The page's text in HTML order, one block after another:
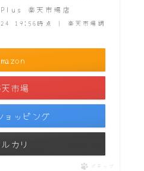
楽天市場店
24 19:56時点 | 楽天市場調
市場
ョッピング
カリ
ポチップ